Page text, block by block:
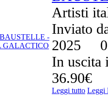
Artisti
Inviato
2025 0
In uscita
36.90€
Leggi tutto Leggi